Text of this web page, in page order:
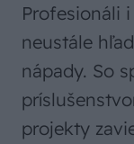
Profesionáli
neustále
nápady. So
projekty